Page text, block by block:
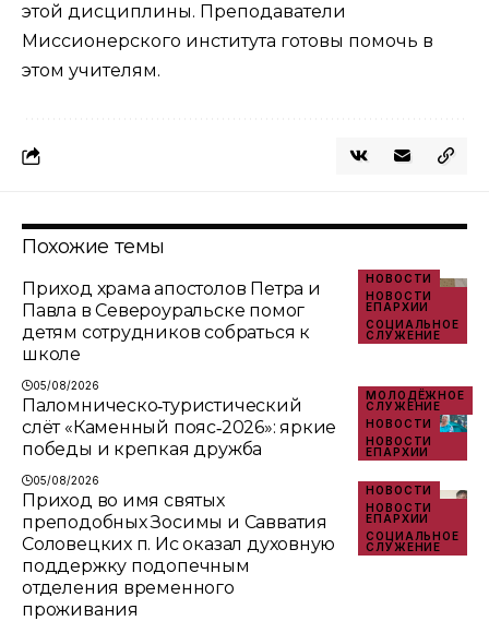
этой дисциплины. Преподаватели
Миссионерского института готовы помочь в
этом учителям.
Похожие темы
НОВОСТИ
НОВОСТИ
ЕПАРХИИ
СОЦИАЛЬНОЕ
СЛУЖЕНИЕ
Приход храма апостолов Петра и
Павла в Североуральске помог
детям сотрудников собраться к
школе
05/08/2026
МОЛОДЁЖНОЕ
СЛУЖЕНИЕ
НОВОСТИ
НОВОСТИ
ЕПАРХИИ
Паломническо‑туристический
слёт «Каменный пояс‑2026»: яркие
победы и крепкая дружба
05/08/2026
НОВОСТИ
НОВОСТИ
ЕПАРХИИ
СОЦИАЛЬНОЕ
СЛУЖЕНИЕ
Приход во имя святых
преподобных Зосимы и Савватия
Соловецких п. Ис оказал духовную
поддержку подопечным
отделения временного
проживания